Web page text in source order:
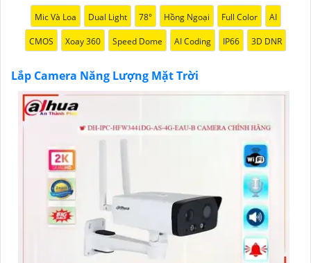
Mic Và Loa Dual Light 78° Hồng Ngoại Full Color AI
CMOS Xoay 360 Speed Dome AI Coding IP66 3D DNR
Lắp Camera Năng Lượng Mặt Trời